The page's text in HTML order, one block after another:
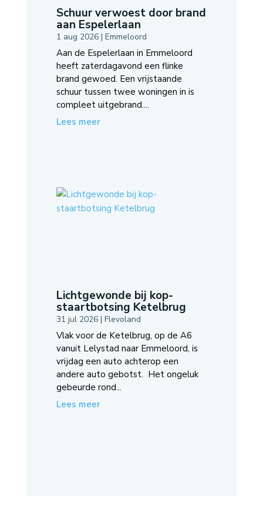
Schuur verwoest door brand
aan Espelerlaan
1 aug 2026| Emmeloord
Aan de Espelerlaan in Emmeloord
heeft zaterdagavond een flinke
brand gewoed. Een vrijstaande
schuur tussen twee woningen in is
compleet uitgebrand....
Lees meer
Lichtgewonde bij kop-
staartbotsing Ketelbrug
31 jul 2026| Flevoland
Vlak voor de Ketelbrug, op de A6
vanuit Lelystad naar Emmeloord, is
vrijdag een auto achterop een
andere auto gebotst. Het ongeluk
gebeurde rond...
Lees meer